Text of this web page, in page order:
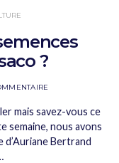
?
mais savez-vous ce
semaine, nous avons
d’Auriane Bertrand